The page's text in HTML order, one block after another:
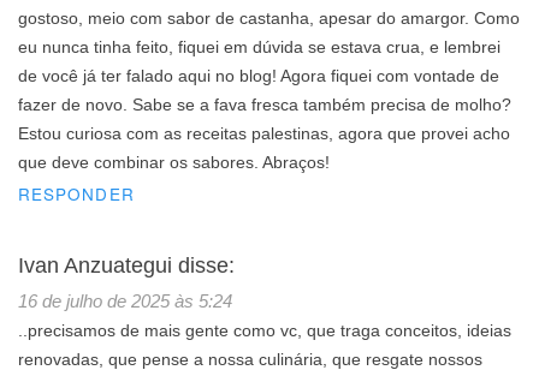
gostoso, meio com sabor de castanha, apesar do amargor. Como
eu nunca tinha feito, fiquei em dúvida se estava crua, e lembrei
de você já ter falado aqui no blog! Agora fiquei com vontade de
fazer de novo. Sabe se a fava fresca também precisa de molho?
Estou curiosa com as receitas palestinas, agora que provei acho
que deve combinar os sabores. Abraços!
RESPONDER
Ivan Anzuategui disse:
16 de julho de 2025 às 5:24
..precisamos de mais gente como vc, que traga conceitos, ideias
renovadas, que pense a nossa culinária, que resgate nossos